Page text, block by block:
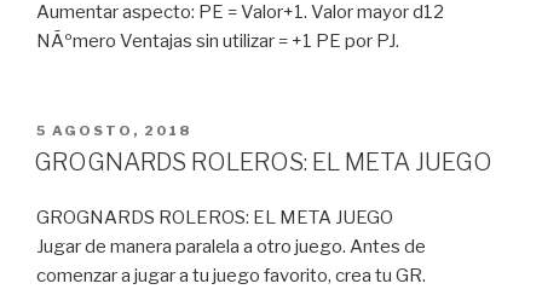
Aumentar aspecto: PE = Valor+1. Valor mayor d12
NÃºmero Ventajas sin utilizar = +1 PE por PJ.
PUBLICADO
EN
5 AGOSTO, 2018
GROGNARDS ROLEROS: EL META JUEGO
GROGNARDS ROLEROS: EL META JUEGO
Jugar de manera paralela a otro juego. Antes de
comenzar a jugar a tu juego favorito, crea tu GR.